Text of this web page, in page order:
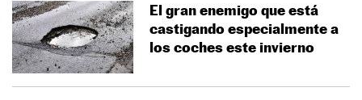
El gran enemigo que está
castigando especialmente a
los coches este invierno